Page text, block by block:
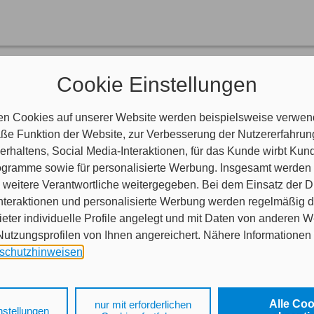
Cookie Einstellungen
Cookies auf unserer Website werden beispielsweise
Funktion der Website, zur Verbesserung der
Social Media-Interaktionen, für das Kunde wirbt
sowie für personalisierte Werbung. Insgesamt werden
Verantwortliche weitergegeben. Bei dem Einsatz der
und personalisierte Werbung werden regelmäßig
individuelle Profile angelegt und mit Daten von anderen
von Ihnen angereichert. Nähere
sowohl der Speicherung der notwendigen
Alle
nur mit erforderlichen
helfen?
Fragen?
Termin bei uns buchen?
Buchungstool.